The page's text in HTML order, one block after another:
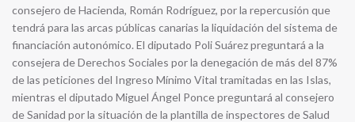
consejero de Hacienda, Román Rodríguez, por la repercusión que
tendrá para las arcas públicas canarias la liquidación del sistema de
financiación autonómico. El diputado Poli Suárez preguntará a la
consejera de Derechos Sociales por la denegación de más del 87%
de las peticiones del Ingreso Mínimo Vital tramitadas en las Islas,
mientras el diputado Miguel Ángel Ponce preguntará al consejero
de Sanidad por la situación de la plantilla de inspectores de Salud